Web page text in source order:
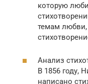
которую
темам
Анализ
В 1856 году,
написано